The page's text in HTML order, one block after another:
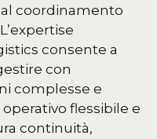
coordinamento
L’expertise
consente a
con
complesse e
flessibile e
continuità,